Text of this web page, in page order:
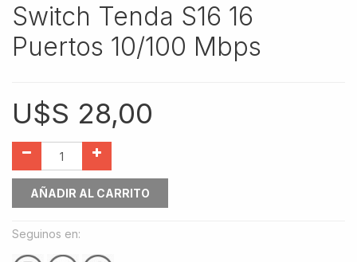
Switch Tenda S16 16
Puertos 10/100 Mbps
U$S 28,00
AÑADIR AL CARRITO
Seguinos en: